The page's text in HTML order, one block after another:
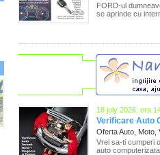
FORD-ul
se aprinde cu
18 july 2026, ora
Verificare Auto
Oferta Auto, Moto,
Vrei sa-ti cumperi
auto